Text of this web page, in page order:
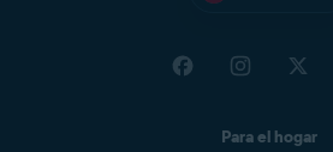
Para el hogar